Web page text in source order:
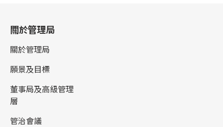
關於管理局
關於管理局
願景及目標
董事局及高級管理
層
管治會議